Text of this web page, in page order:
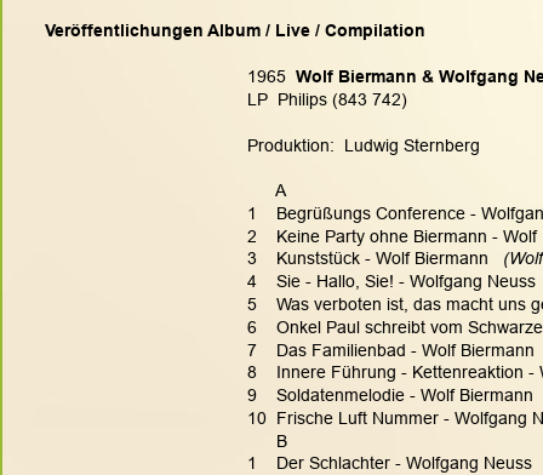
Veröffentlichungen Album / Live / Compilation
1965 Wolf Biermann & Wolfgang
LP  Philips (843 742)
Produktion:  Ludwig Sternberg
      A
1    Begrüßungs Conference -
2    Keine Party ohne Biermann - Wolf
3    Kunststück - Wolf Biermann
4    Sie - Hallo, Sie! - Wolfgang Neuss
5    Was verboten ist, das macht uns
6    Onkel Paul schreibt vom
7    Das Familienbad - Wolf Biermann
8    Innere Führung - Kettenreaktion -
9    Soldatenmelodie - Wolf Biermann
10  Frische Luft Nummer - Wolfgang
      B
1    Der Schlachter - Wolfgang Neuss